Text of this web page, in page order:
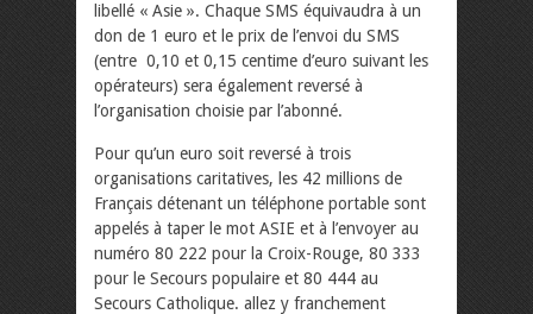
libellé « Asie ». Chaque SMS équivaudra à un
don de 1 euro et le prix de l’envoi du SMS
(entre 0,10 et 0,15 centime d’euro suivant les
opérateurs) sera également reversé à
l’organisation choisie par l’abonné.
Pour qu’un euro soit reversé à trois
organisations caritatives, les 42 millions de
Français détenant un téléphone portable sont
appelés à taper le mot ASIE et à l’envoyer au
numéro 80 222 pour la Croix-Rouge, 80 333
pour le Secours populaire et 80 444 au
Secours Catholique. allez y franchement